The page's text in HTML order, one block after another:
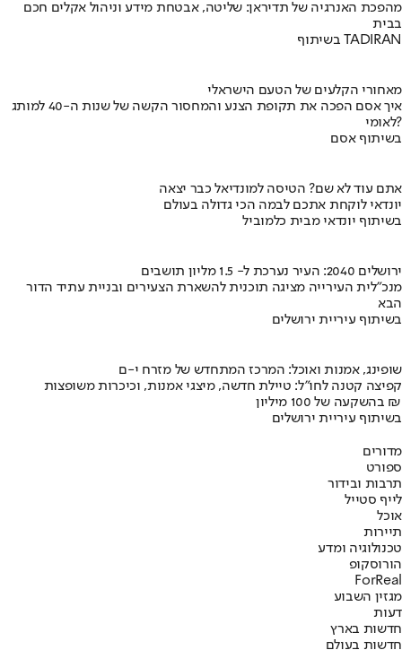
מהפכת האנרגיה של תדיראן: שליטה, אבטחת מידע וניהול אקלים חכם
בבית
בשיתוף TADIRAN
מאחורי הקלעים של הטעם הישראלי
איך אסם הפכה את תקופת הצנע והמחסור הקשה של שנות ה-40 למותג
לאומי?
בשיתוף אסם
אתם עוד לא שם? הטיסה למונדיאל כבר יצאה
יונדאי לוקחת אתכם לבמה הכי גדולה בעולם
בשיתוף יונדאי מבית כלמוביל
ירושלים 2040: העיר נערכת ל- 1.5 מליון תושבים
מנכ"לית העירייה מציגה תוכנית להשארת הצעירים ובניית עתיד הדור
הבא
בשיתוף עיריית ירושלים
שופינג, אמנות ואוכל: המרכז המתחדש של מזרח י-ם
קפיצה קטנה לחו"ל: טיילת חדשה, מיצגי אמנות, וכיכרות משופצות
בהשקעה של 100 מיליון ₪
בשיתוף עיריית ירושלים
מדורים
ספורט
תרבות ובידור
לייף סטייל
אוכל
תיירות
טכנולוגיה ומדע
הורוסקופ
ForReal
מגזין השבוע
דעות
חדשות בארץ
חדשות בעולם